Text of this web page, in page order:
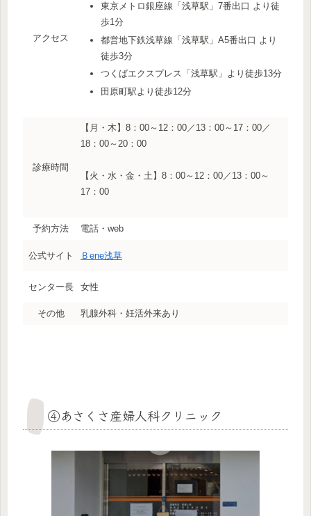
アクセス
東京メトロ銀座線「浅草駅」7番出口 より徒
歩1分
都営地下鉄浅草線「浅草駅」A5番出口 より
徒歩3分
つくばエクスプレス「浅草駅」より徒歩13分
田原町駅より徒歩12分
診療時間
【月・木】8：00～12：00／13：00～17：00／
18：00～20：00
【火・水・金・土】8：00～12：00／13：00～
17：00
予約方法 電話・web
公式サイト Ｂene浅草
センター長 女性
その他 乳腺外科・妊活外来あり
④あさくさ産婦人科クリニック